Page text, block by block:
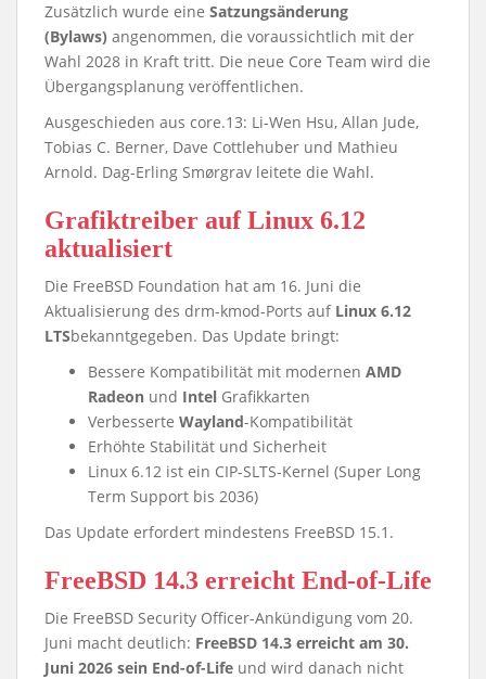
Zusätzlich wurde eine Satzungsänderung
(Bylaws) angenommen, die voraussichtlich mit der
Wahl 2028 in Kraft tritt. Die neue Core Team wird die
Übergangsplanung veröffentlichen.
Ausgeschieden aus core.13: Li-Wen Hsu, Allan Jude,
Tobias C. Berner, Dave Cottlehuber und Mathieu
Arnold. Dag-Erling Smørgrav leitete die Wahl.
Grafiktreiber auf Linux 6.12
aktualisiert
Die FreeBSD Foundation hat am 16. Juni die
Aktualisierung des drm-kmod-Ports auf Linux 6.12
LTSbekanntgegeben. Das Update bringt:
Bessere Kompatibilität mit modernen AMD
Radeon und Intel Grafikkarten
Verbesserte Wayland-Kompatibilität
Erhöhte Stabilität und Sicherheit
Linux 6.12 ist ein CIP-SLTS-Kernel (Super Long
Term Support bis 2036)
Das Update erfordert mindestens FreeBSD 15.1.
FreeBSD 14.3 erreicht End-of-Life
Die FreeBSD Security Officer-Ankündigung vom 20.
Juni macht deutlich: FreeBSD 14.3 erreicht am 30.
Juni 2026 sein End-of-Life und wird danach nicht